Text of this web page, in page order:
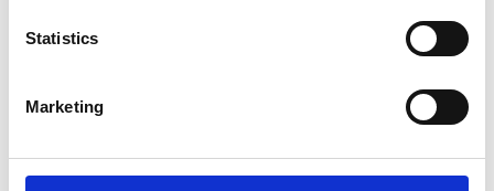
Statistics
Marketing